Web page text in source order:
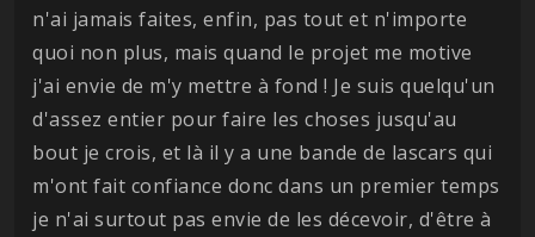
n'ai jamais faites, enfin, pas tout et n'importe
quoi non plus, mais quand le projet me motive
j'ai envie de m'y mettre à fond ! Je suis quelqu'un
d'assez entier pour faire les choses jusqu'au
bout je crois, et là il y a une bande de lascars qui
m'ont fait confiance donc dans un premier temps
je n'ai surtout pas envie de les décevoir, d'être à